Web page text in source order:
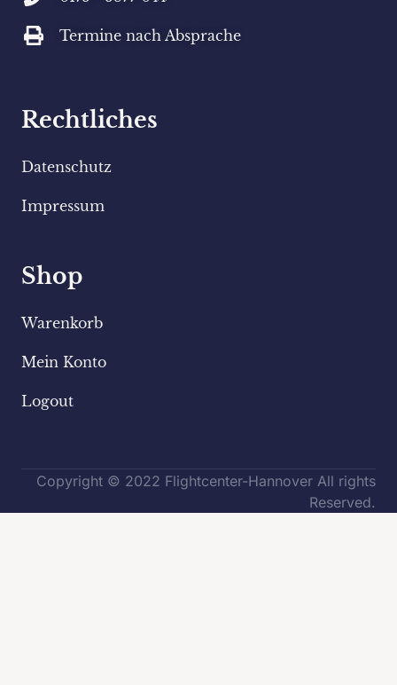
Termine nach Absprache
Rechtliches
Datenschutz
Impressum
Shop
Warenkorb
Mein Konto
Logout
Copyright © 2022 Flightcenter-Hannover All rights
Reserved.